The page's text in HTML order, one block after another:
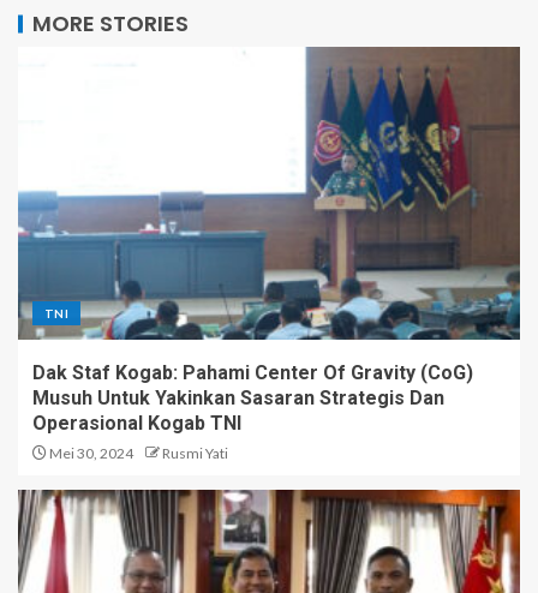
MORE STORIES
TNI
Dak Staf Kogab: Pahami Center Of Gravity (CoG)
Musuh Untuk Yakinkan Sasaran Strategis Dan
Operasional Kogab TNI
Mei 30, 2024 Rusmi Yati